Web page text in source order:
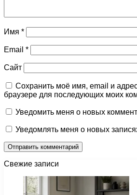
Имя *
Email *
Сайт
Сохранить моё имя, email и
браузере для последующих моих
Уведомить меня о новых
Уведомлять меня о новых
Свежие записи